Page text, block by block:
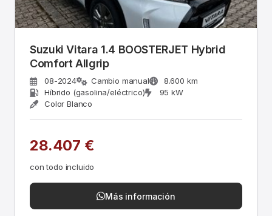
Suzuki Vitara 1.4 BOOSTERJET Hybrid
Comfort Allgrip
08-2024 Cambio manual
8.600 km
Híbrido (gasolina/eléctrico)
95 kW
Color Blanco
28.407 €
con todo incluido
Más información